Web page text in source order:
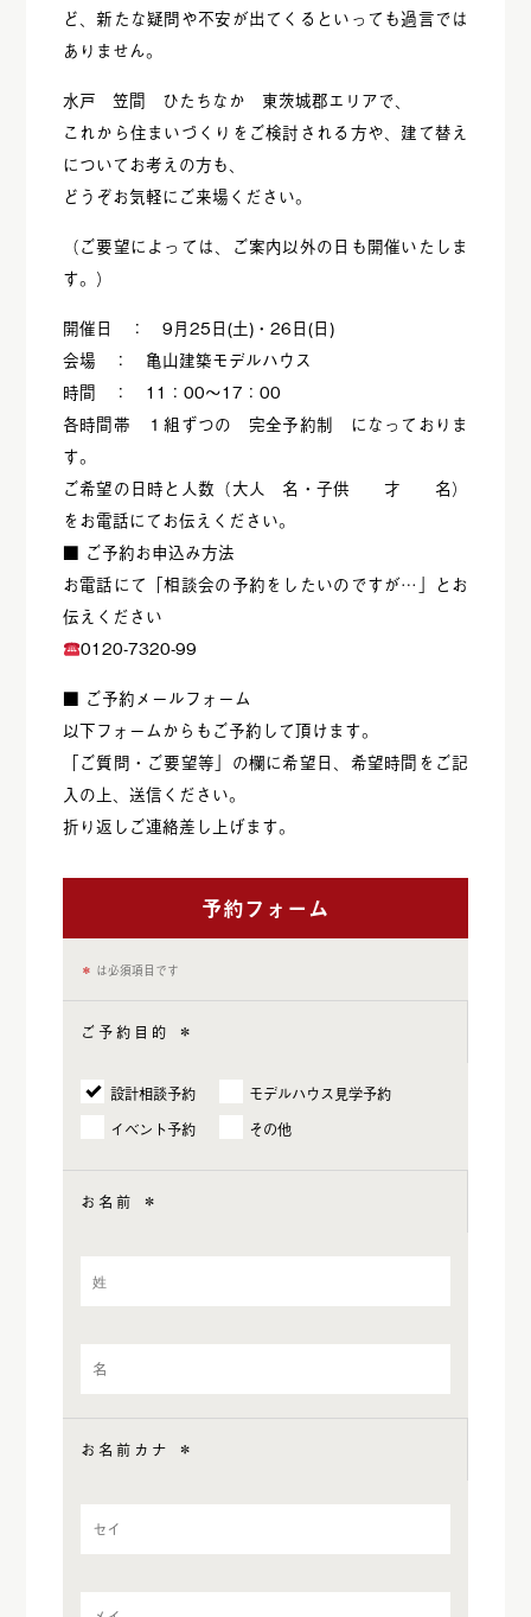
ど、新たな疑問や不安が出てくるといっても過言では
ありません。
水戸 笠間 ひたちなか 東茨城郡エリアで、
これから住まいづくりをご検討される方や、建て替え
についてお考えの方も、
どうぞお気軽にご来場ください。
（ご要望によっては、ご案内以外の日も開催いたしま
す。）
開催日 ： 9月25日(土)・26日(日)
会場 ： 亀山建築モデルハウス
時間 ： 11：00～17：00
各時間帯 １組ずつの 完全予約制 になっておりま
す。
ご希望の日時と人数（大人 名・子供 才 名）
をお電話にてお伝えください。
■ ご予約お申込み方法
お電話にて「相談会の予約をしたいのですが…」とお
伝えください
0120-7320-99
■ ご予約メールフォーム
以下フォームからもご予約して頂けます。
「ご質問・ご要望等」の欄に希望日、希望時間をご記
入の上、送信ください。
折り返しご連絡差し上げます。
予約フォーム
＊ は必須項目です
ご予約目的 ＊
設計相談予約
モデルハウス見学予約
イベント予約
その他
お名前 ＊
お名前カナ ＊